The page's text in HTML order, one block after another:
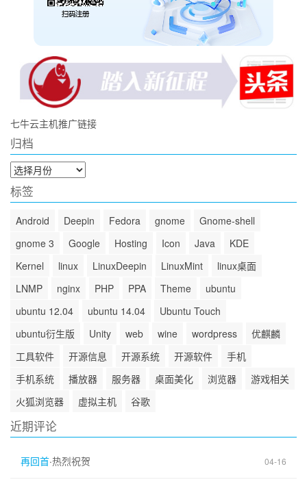
七牛云主机推广链接
归档
归
档
标签
Android Deepin Fedora gnome
Gnome-shell
gnome 3
Google Hosting Icon Java
KDE
Kernel
linux LinuxDeepin LinuxMint
linux桌面
LNMP
nginx PHP PPA Theme
ubuntu
ubuntu 12.04
ubuntu 14.04
Ubuntu Touch
ubuntu衍生版
Unity web wine wordpress
优麒麟
工具软件
开源信息 开源系统 开源软件
手机
手机系统
播放器 服务器 桌面美化 浏览器
游戏相关
火狐浏览器
虚拟主机 谷歌
近期评论
再回首·热烈祝贺 04-16